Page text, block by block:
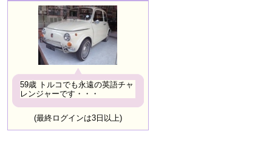
59歳 トルコでも永遠の英語チャ
レンジャーです・・・
(最終ログインは3日以上)